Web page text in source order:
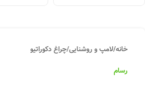
خانه/لامپ و روشنایی/چراغ دکوراتیو
رسام